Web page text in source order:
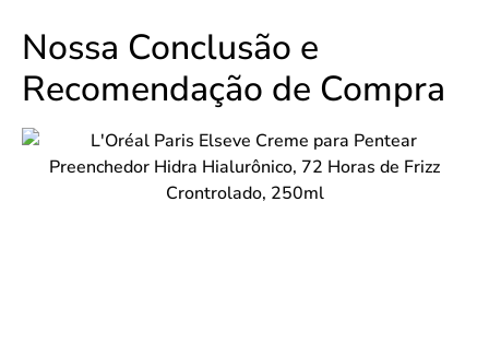
Nossa Conclusão e
Recomendação de Compra